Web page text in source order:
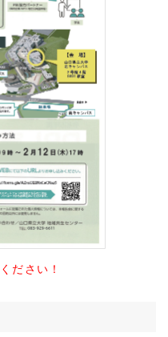
ださい！